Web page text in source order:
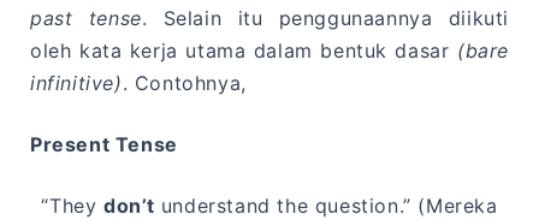
past tense. Selain itu penggunaannya diikuti
oleh kata kerja utama dalam bentuk dasar (bare
infinitive). Contohnya,
Present Tense
“Theydon’t understand the question.” (Mereka